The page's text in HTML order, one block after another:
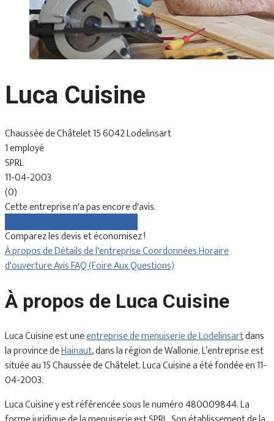
Luca Cuisine
Chaussée de Châtelet 15 6042 Lodelinsart
1 employé
SPRL
11-04-2003
(0)
Cette entreprise n'a pas encore d'avis.
Comparez les devis et économisez !
À propos deDétails de l'entrepriseCoordonnéesHoraire
d'ouvertureAvisFAQ (Foire Aux Questions)
À propos de Luca Cuisine
Luca Cuisine est uneentreprise de menuiserie de Lodelinsartdans
la province deHainaut, dans la région de Wallonie. L’entreprise est
située au 15 Chaussée de Châtelet. Luca Cuisine a été fondée en 11-
04-2003.
Luca Cuisine y est référencée sous le numéro 480009844. La